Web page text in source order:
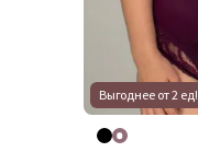
Выгоднее от 2 ед!